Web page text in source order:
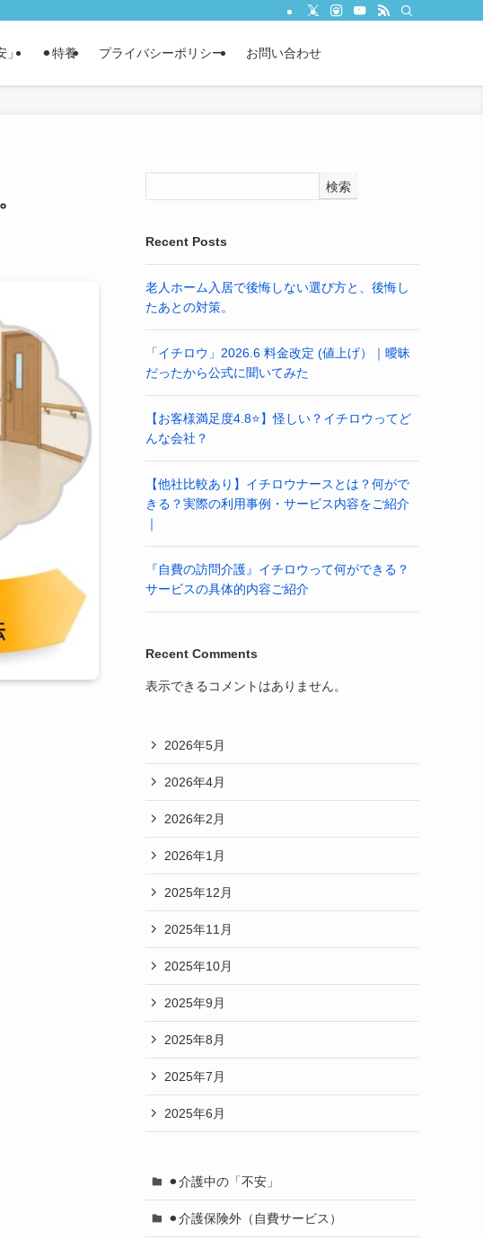
」 ⚫︎特養 プライバシーポリシー お問い合わせ
検索
Recent Posts
老人ホーム入居で後悔しない選び方と、後悔し
たあとの対策。
「イチロウ」2026.6 料金改定 (値上げ）｜曖昧
だったから公式に聞いてみた
【お客様満足度4.8⭐️】怪しい？イチロウってど
んな会社？
【他社比較あり】イチロウナースとは？何がで
きる？実際の利用事例・サービス内容をご紹介
｜
『自費の訪問介護』イチロウって何ができる？
サービスの具体的内容ご紹介
Recent Comments
表示できるコメントはありません。
2026年5月
2026年4月
2026年2月
2026年1月
2025年12月
2025年11月
2025年10月
2025年9月
2025年8月
2025年7月
2025年6月
⚫︎介護中の「不安」
⚫︎介護保険外（自費サービス）